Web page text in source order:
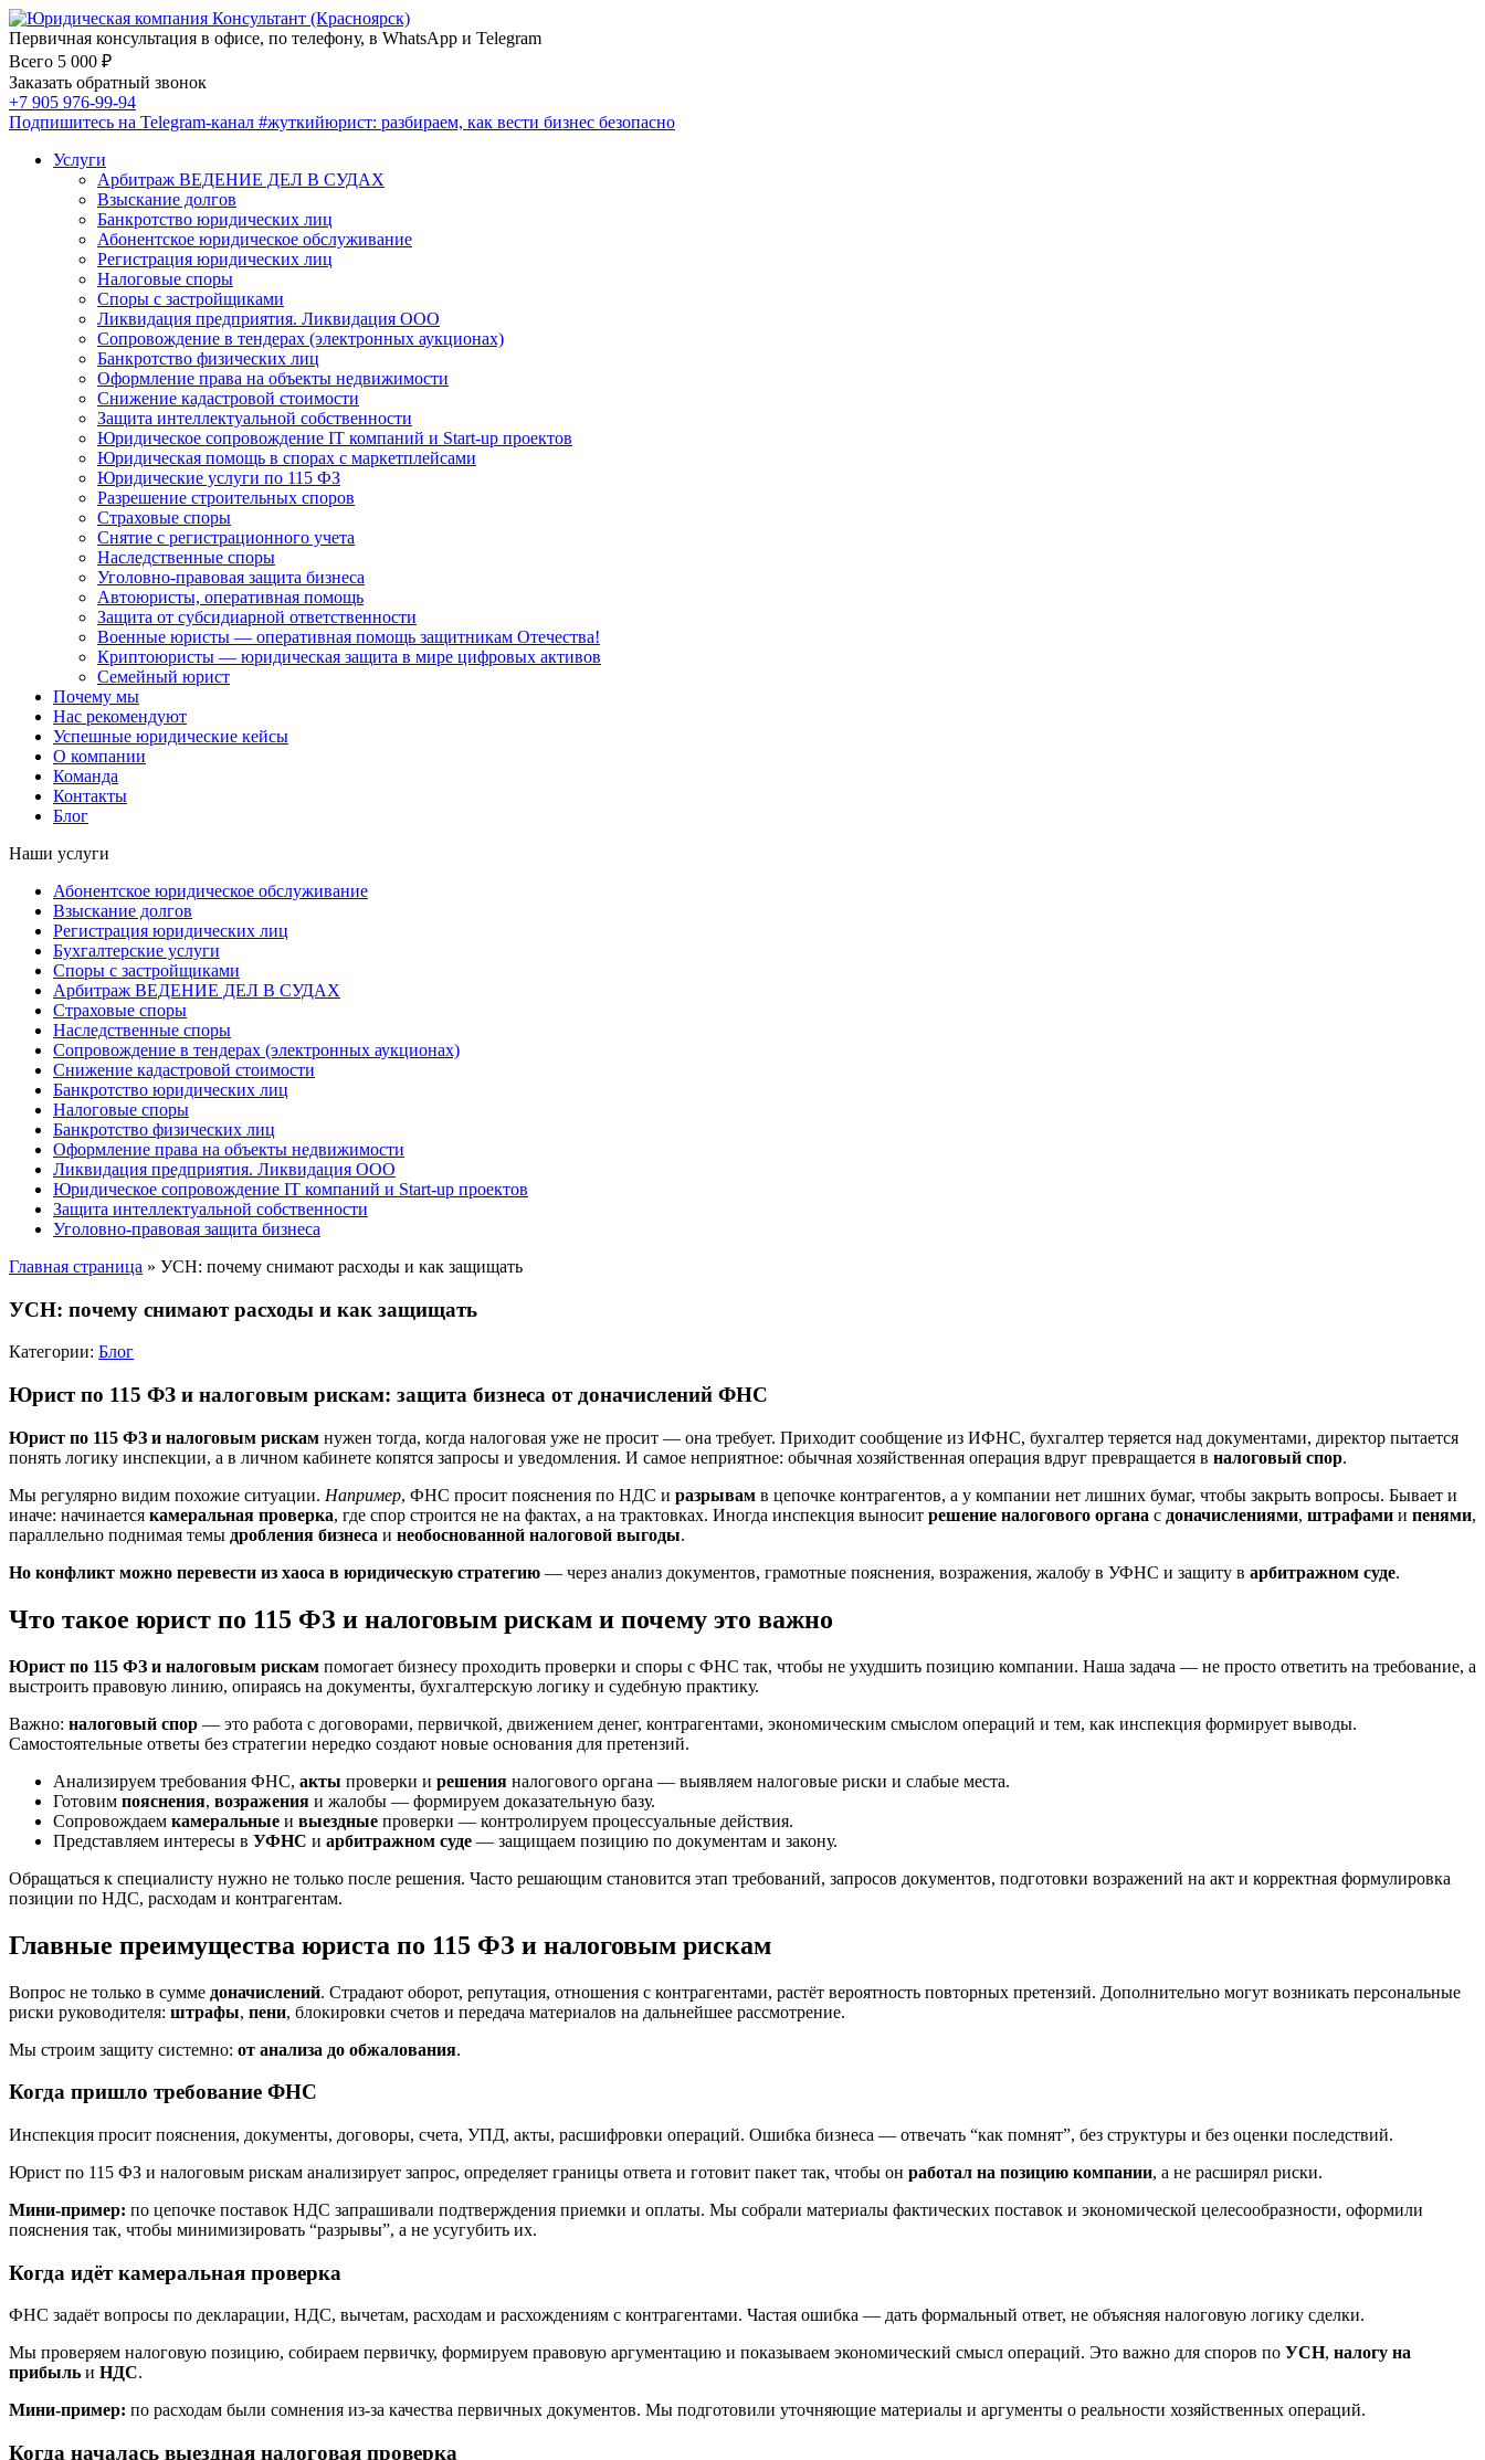
Первичная консультация в офисе, по телефону, в WhatsApp и Telegram
Всего 5 000 ₽
Заказать обратный звонок
+7 905 976-99-94
Подпишитесь на Telegram-канал #жуткийюрист: разбираем, как вести бизнес безопасно
Услуги
Арбитраж ВЕДЕНИЕ ДЕЛ В СУДАХ
Взыскание долгов
Банкротство юридических лиц
Абонентское юридическое обслуживание
Регистрация юридических лиц
Налоговые споры
Споры с застройщиками
Ликвидация предприятия. Ликвидация ООО
Сопровождение в тендерах (электронных аукционах)
Банкротство физических лиц
Оформление права на объекты недвижимости
Снижение кадастровой стоимости
Защита интеллектуальной собственности
Юридическое сопровождение IT компаний и Start-up проектов
Юридическая помощь в спорах с маркетплейсами
Юридические услуги по 115 ФЗ
Разрешение строительных споров
Страховые споры
Снятие с регистрационного учета
Наследственные споры
Уголовно-правовая защита бизнеса
Автоюристы, оперативная помощь
Защита от субсидиарной ответственности
Военные юристы — оперативная помощь защитникам Отечества!
Криптоюристы — юридическая защита в мире цифровых активов
Семейный юрист
Почему мы
Нас рекомендуют
Успешные юридические кейсы
О компании
Команда
Контакты
Блог
Наши услуги
Абонентское юридическое обслуживание
Взыскание долгов
Регистрация юридических лиц
Бухгалтерские услуги
Споры с застройщиками
Арбитраж ВЕДЕНИЕ ДЕЛ В СУДАХ
Страховые споры
Наследственные споры
Сопровождение в тендерах (электронных аукционах)
Снижение кадастровой стоимости
Банкротство юридических лиц
Налоговые споры
Банкротство физических лиц
Оформление права на объекты недвижимости
Ликвидация предприятия. Ликвидация ООО
Юридическое сопровождение IT компаний и Start-up проектов
Защита интеллектуальной собственности
Уголовно-правовая защита бизнеса
Главная страница » УСН: почему снимают расходы и как защищать
УСН: почему снимают расходы и как защищать
Категории: Блог
Юрист по 115 ФЗ и налоговым рискам: защита бизнеса от доначислений ФНС
Юрист по 115 ФЗ и налоговым рискам нужен тогда, когда налоговая уже не просит — она требует. Приходит сообщение из ИФНС, бухгалтер теряется над документами, директор пытается
понять логику инспекции, а в личном кабинете копятся запросы и уведомления. И самое неприятное: обычная хозяйственная операция вдруг превращается в налоговый спор.
Мы регулярно видим похожие ситуации. Например, ФНС просит пояснения по НДС и разрывам в цепочке контрагентов, а у компании нет лишних бумаг, чтобы закрыть вопросы. Бывает и
иначе: начинается камеральная проверка, где спор строится не на фактах, а на трактовках. Иногда инспекция выносит решение налогового органа с доначислениями, штрафами и пенями,
параллельно поднимая темы дробления бизнеса и необоснованной налоговой выгоды.
Но конфликт можно перевести из хаоса в юридическую стратегию — через анализ документов, грамотные пояснения, возражения, жалобу в УФНС и защиту в арбитражном суде.
Что такое юрист по 115 ФЗ и налоговым рискам и почему это важно
Юрист по 115 ФЗ и налоговым рискам помогает бизнесу проходить проверки и споры с ФНС так, чтобы не ухудшить позицию компании. Наша задача — не просто ответить на требование, а
выстроить правовую линию, опираясь на документы, бухгалтерскую логику и судебную практику.
Важно: налоговый спор — это работа с договорами, первичкой, движением денег, контрагентами, экономическим смыслом операций и тем, как инспекция формирует выводы.
Самостоятельные ответы без стратегии нередко создают новые основания для претензий.
Анализируем требования ФНС, акты проверки и решения налогового органа — выявляем налоговые риски и слабые места.
Готовим пояснения, возражения и жалобы — формируем доказательную базу.
Сопровождаем камеральные и выездные проверки — контролируем процессуальные действия.
Представляем интересы в УФНС и арбитражном суде — защищаем позицию по документам и закону.
Обращаться к специалисту нужно не только после решения. Часто решающим становится этап требований, запросов документов, подготовки возражений на акт и корректная формулировка
позиции по НДС, расходам и контрагентам.
Главные преимущества юриста по 115 ФЗ и налоговым рискам
Вопрос не только в сумме доначислений. Страдают оборот, репутация, отношения с контрагентами, растёт вероятность повторных претензий. Дополнительно могут возникать персональные
риски руководителя: штрафы, пени, блокировки счетов и передача материалов на дальнейшее рассмотрение.
Мы строим защиту системно: от анализа до обжалования.
Когда пришло требование ФНС
Инспекция просит пояснения, документы, договоры, счета, УПД, акты, расшифровки операций. Ошибка бизнеса — отвечать “как помнят”, без структуры и без оценки последствий.
Юрист по 115 ФЗ и налоговым рискам анализирует запрос, определяет границы ответа и готовит пакет так, чтобы он работал на позицию компании, а не расширял риски.
Мини-пример: по цепочке поставок НДС запрашивали подтверждения приемки и оплаты. Мы собрали материалы фактических поставок и экономической целесообразности, оформили
пояснения так, чтобы минимизировать “разрывы”, а не усугубить их.
Когда идёт камеральная проверка
ФНС задаёт вопросы по декларации, НДС, вычетам, расходам и расхождениям с контрагентами. Частая ошибка — дать формальный ответ, не объясняя налоговую логику сделки.
Мы проверяем налоговую позицию, собираем первичку, формируем правовую аргументацию и показываем экономический смысл операций. Это важно для споров по УСН, налогу на
прибыль и НДС.
Мини-пример: по расходам были сомнения из-за качества первичных документов. Мы подготовили уточняющие материалы и аргументы о реальности хозяйственных операций.
Когда началась выездная налоговая проверка